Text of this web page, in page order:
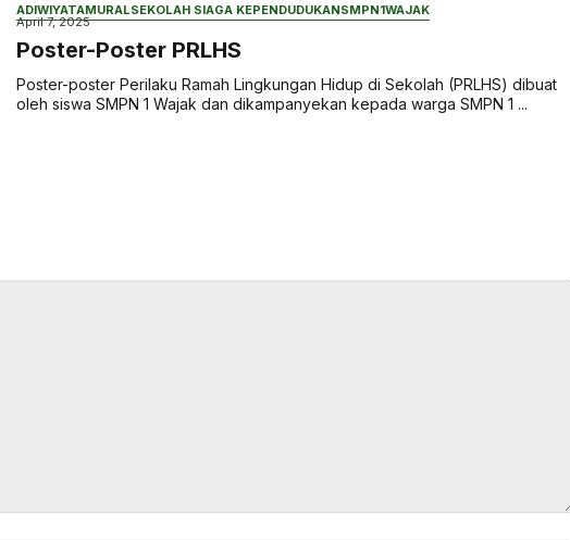
ADIWIYATAMURALSEKOLAH SIAGA KEPENDUDUKANSMPN1WAJAK
April 7, 2025
Poster-Poster PRLHS
Poster-poster Perilaku Ramah Lingkungan Hidup di Sekolah (PRLHS) dibuat
oleh siswa SMPN 1 Wajak dan dikampanyekan kepada warga SMPN 1 ...